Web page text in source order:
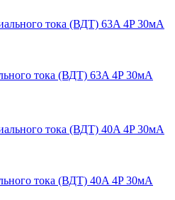
тока (ВДТ) 63A 4P 30мА
тока (ВДТ) 40A 4P 30мА